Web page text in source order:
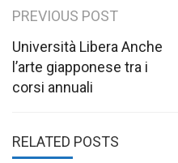
Post
navigation
PREVIOUS POST
Università Libera Anche
l’arte giapponese tra i
corsi annuali
RELATED POSTS